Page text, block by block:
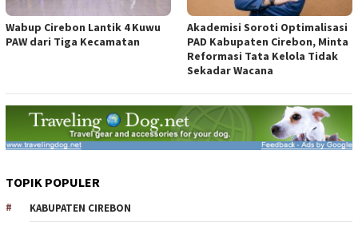
Wabup Cirebon Lantik 4 Kuwu
PAW dari Tiga Kecamatan
Akademisi Soroti Optimalisasi
PAD Kabupaten Cirebon, Minta
Reformasi Tata Kelola Tidak
Sekadar Wacana
TOPIK POPULER
KABUPATEN CIREBON